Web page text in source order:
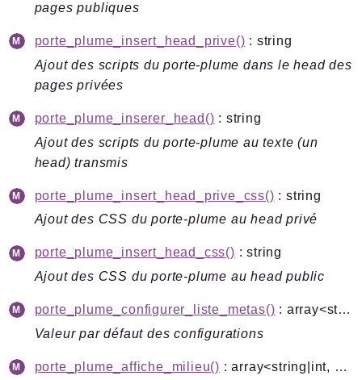
pages publiques
porte_plume_insert_head_prive() : string
Ajout des scripts du porte-plume dans le head des
pages privées
porte_plume_inserer_head() : string
Ajout des scripts du porte-plume au texte (un
head) transmis
porte_plume_insert_head_prive_css() : string
Ajout des CSS du porte-plume au head privé
porte_plume_insert_head_css() : string
Ajout des CSS du porte-plume au head public
porte_plume_configurer_liste_metas()
: array<string|int, mixed>
Valeur par défaut des configurations
porte_plume_affiche_milieu()
: array<string|int, mixed>